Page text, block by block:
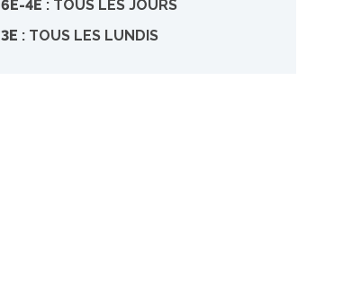
6E-4E : TOUS LES JOURS
3E : TOUS LES LUNDIS